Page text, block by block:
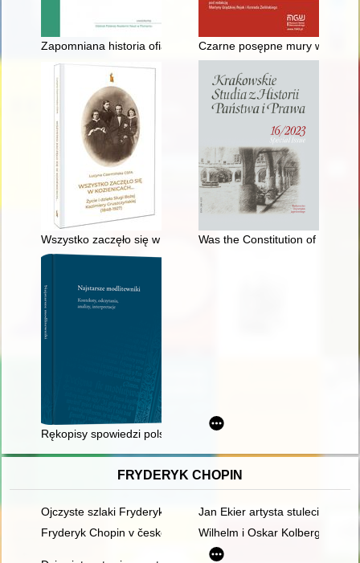
Zapomniana historia ofiar I wojny światowej oraz ludności
Czarne posępne mury
Wszystko zaczęło się w Kozienicach... : życie i dzieło Sługi
Was the Constitution of May
Rękopisy spowiedzi polskich XIV-XVI w. : analiza
FRYDERYK CHOPIN
Ojczyste szlaki Fryderyka ChopinaJan Ekier artysta stulecia - w
Fryderyk Chopin v české literatuóeWilhelm i Oskar Kolbergowie -